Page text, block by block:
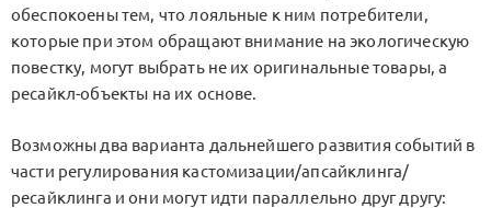
обеспокоены тем, что лояльные к ним потребители,
которые при этом обращают внимание на экологическую
повестку, могут выбрать не их оригинальные товары, а
ресайкл-объекты на их основе.
Возможны два варианта дальнейшего развития событий в
части регулирования кастомизации/апсайклинга/
ресайклинга и они могут идти параллельно друг другу: